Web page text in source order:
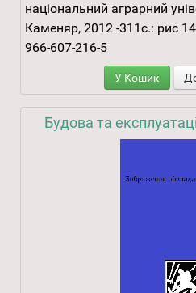
національний аграрний
Каменяр, 2012 -311с.: рис
966-607-216-5
У Кошик
Будова та